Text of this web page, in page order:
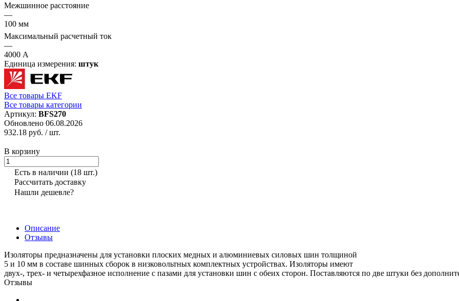
Межшинное расстояние
—
100 мм
Максимальный расчетный ток
—
4000 А
Единица измерения: штук
Все товары EKF
Все товары категории
Артикул: BFS270
Обновлено 06.08.2026
932.18 руб. / шт.
В корзину
Есть в наличии (18 шт.)
Рассчитать доставку
Нашли дешевле?
Описание
Отзывы
Изоляторы предназначены для установки плоских медных и алюминиевых силовых шин толщиной
5 и 10 мм в составе шинных сборок в низковольтных комплектных устройствах. Изоляторы имеют
двух-, трех- и четырехфазное исполнение с пазами для установки шин с обеих сторон. Поставляются по две штуки без
Отзывы